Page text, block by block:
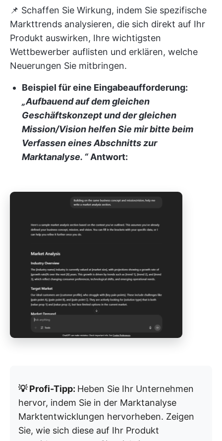
📌 Schaffen Sie Wirkung, indem Sie spezifische
Markttrends analysieren, die sich direkt auf Ihr
Produkt auswirken, Ihre wichtigsten
Wettbewerber auflisten und erklären, welche
Neuerungen Sie mitbringen.
Beispiel für eine Eingabeaufforderung:
„Aufbauend auf dem gleichen
Geschäftskonzept und der gleichen
Mission/Vision helfen Sie mir bitte beim
Verfassen eines Abschnitts zur
Marktanalyse. “Antwort:
💡 Profi-Tipp: Heben Sie Ihr Unternehmen
hervor, indem Sie in der Marktanalyse
Marktentwicklungen hervorheben. Zeigen
Sie, wie sich diese auf Ihr Produkt